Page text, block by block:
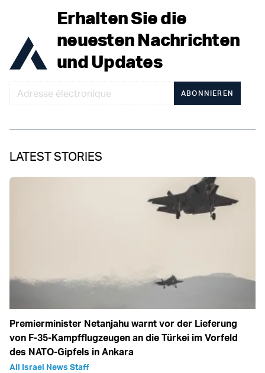
Erhalten Sie die
neuesten Nachrichten
und Updates
ABONNIEREN
LATEST STORIES
Premierminister Netanjahu warnt vor der Lieferung
von F-35-Kampfflugzeugen an die Türkei im Vorfeld
des NATO-Gipfels in Ankara
All Israel News Staff